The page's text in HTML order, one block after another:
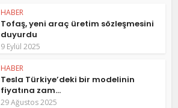
HABER
Tofaş, yeni araç üretim sözleşmesini
duyurdu
9 Eylül 2025
HABER
Tesla Türkiye’deki bir modelinin
fiyatına zam...
29 Ağustos 2025